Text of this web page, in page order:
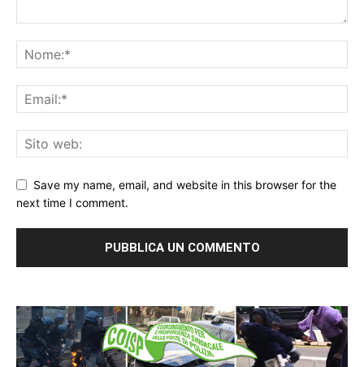
Save my name, email, and website in this browser for the
next time I comment.